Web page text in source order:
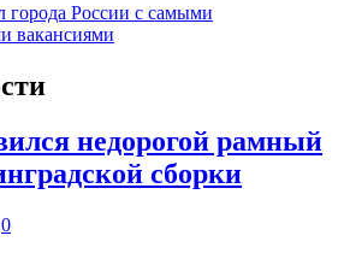
города России с самыми
вакансиями
недорогой рамный
сборки
0